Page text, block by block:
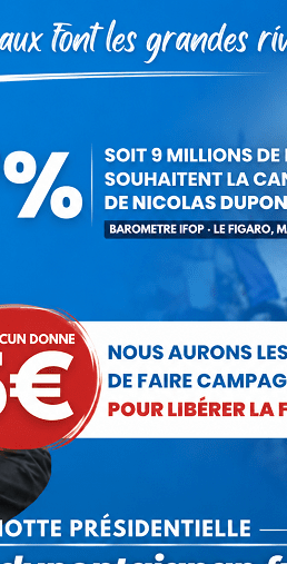
doit être celui
fiscale
Dupont-Aignan et Stéphanie
Post AFFAIRE
lundi 8 février 2016 s’ouvre au
de Paris le procès de Jérôme…